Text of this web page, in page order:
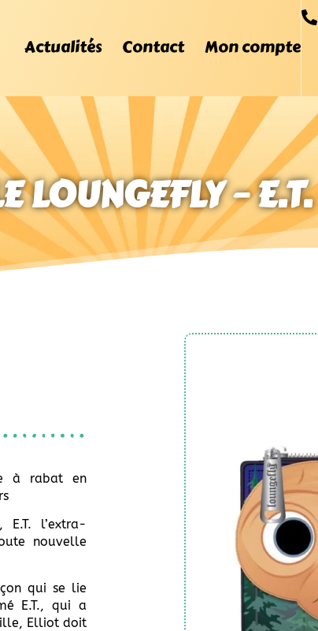
Actualités Contact Mon compte
LOUNGEFLY –
à rabat en
l’extra-
nouvelle
qui se lie
E.T., qui a
Elliot doit